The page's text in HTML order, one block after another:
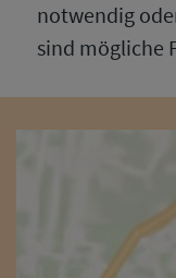
notwendig
sind mögliche